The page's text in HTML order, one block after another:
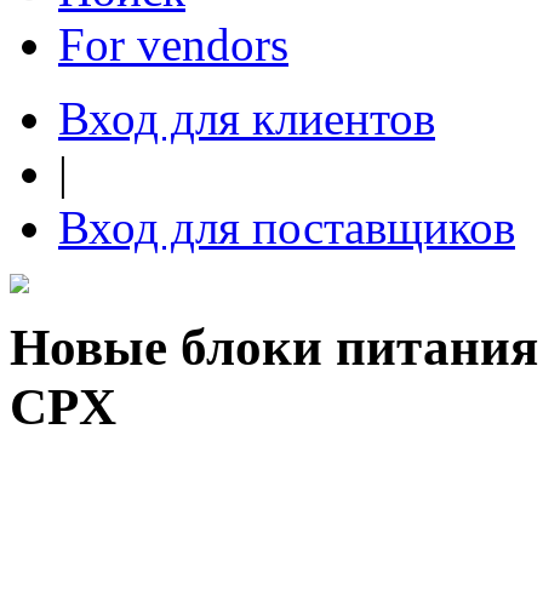
For vendors
Вход для клиентов
|
Вход для поставщиков
Новые блоки
CPX